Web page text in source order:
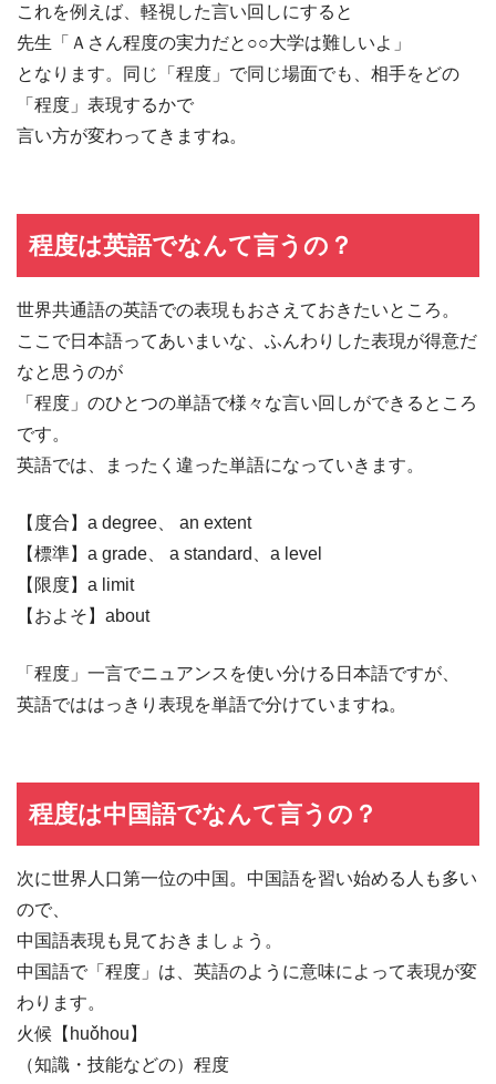
これを例えば、軽視した言い回しにすると
先生「Ａさん程度の実力だと○○大学は難しいよ」
となります。同じ「程度」で同じ場面でも、相手をどの
「程度」表現するかで
言い方が変わってきますね。
程度は英語でなんて言うの？
世界共通語の英語での表現もおさえておきたいところ。
ここで日本語ってあいまいな、ふんわりした表現が得意だ
なと思うのが
「程度」のひとつの単語で様々な言い回しができるところ
です。
英語では、まったく違った単語になっていきます。
【度合】a degree、 an extent
【標準】a grade、 a standard、a level
【限度】a limit
【およそ】about
「程度」一言でニュアンスを使い分ける日本語ですが、
英語でははっきり表現を単語で分けていますね。
程度は中国語でなんて言うの？
次に世界人口第一位の中国。中国語を習い始める人も多い
ので、
中国語表現も見ておきましょう。
中国語で「程度」は、英語のように意味によって表現が変
わります。
火候【huǒhou】
（知識・技能などの）程度